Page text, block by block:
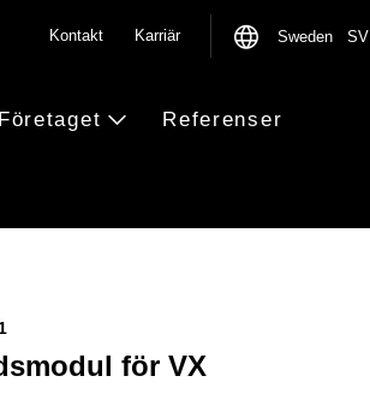
Företaget Referenser
Kontakt Karriär Sweden SV
för VX